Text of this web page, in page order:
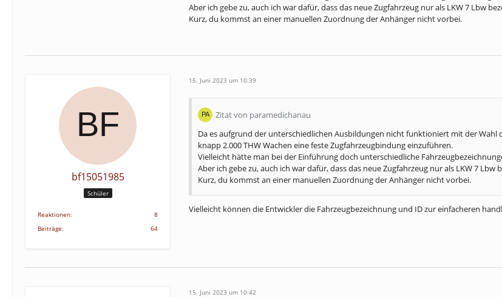
Aber ich gebe zu, auch ich war dafür, dass das neue Zugfahrzeug nur als LKW 7 Lbw
Kurz, du kommst an einer manuellen Zuordnung der Anhänger nicht vorbei.
bf15051985
Schüler
Reaktionen
8
Beiträge
64
15. Juni 2023 um 10:39
Zitat von paramedichanau
Da es aufgrund der unterschiedlichen Ausbildungen nicht funktioniert mit der Wahl
knapp 2.000 THW Wachen eine feste Zugfahrzeugbindung einzuführen.
Vielleicht hätte man bei der Einführung doch unterschiedliche
Aber ich gebe zu, auch ich war dafür, dass das neue Zugfahrzeug nur als LKW 7
Kurz, du kommst an einer manuellen Zuordnung der Anhänger nicht vorbei.
Vielleicht können die Entwickler die Fahrzeugbezeichnung und ID zur einfacheren
15. Juni 2023 um 10:42